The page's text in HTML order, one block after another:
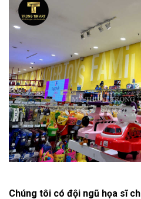
Chúng tôi có đội ngũ họa sĩ